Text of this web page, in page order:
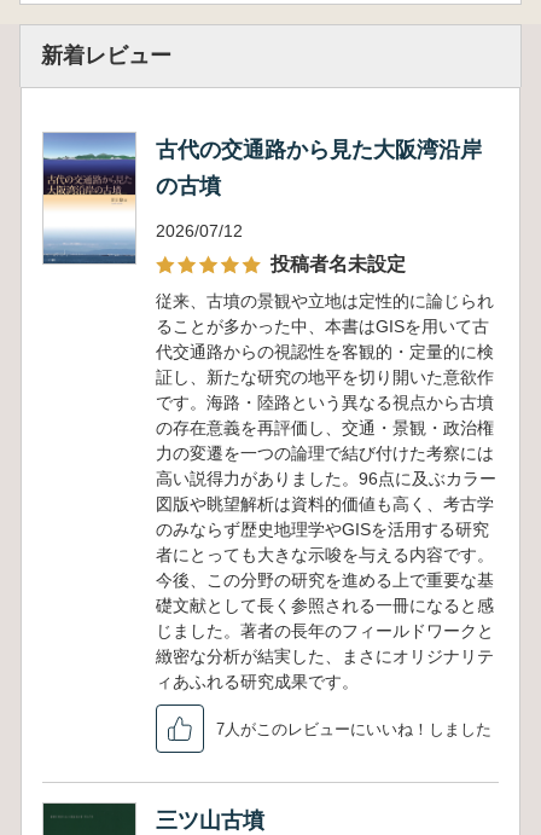
新着レビュー
古代の交通路から見た大阪湾沿岸
の古墳
2026/07/12
投稿者名未設定
従来、古墳の景観や立地は定性的に論じられ
ることが多かった中、本書はGISを用いて古
代交通路からの視認性を客観的・定量的に検
証し、新たな研究の地平を切り開いた意欲作
です。海路・陸路という異なる視点から古墳
の存在意義を再評価し、交通・景観・政治権
力の変遷を一つの論理で結び付けた考察には
高い説得力がありました。96点に及ぶカラー
図版や眺望解析は資料的価値も高く、考古学
のみならず歴史地理学やGISを活用する研究
者にとっても大きな示唆を与える内容です。
今後、この分野の研究を進める上で重要な基
礎文献として長く参照される一冊になると感
じました。著者の長年のフィールドワークと
緻密な分析が結実した、まさにオリジナリテ
ィあふれる研究成果です。
7人がこのレビューにいいね！しました
三ツ山古墳